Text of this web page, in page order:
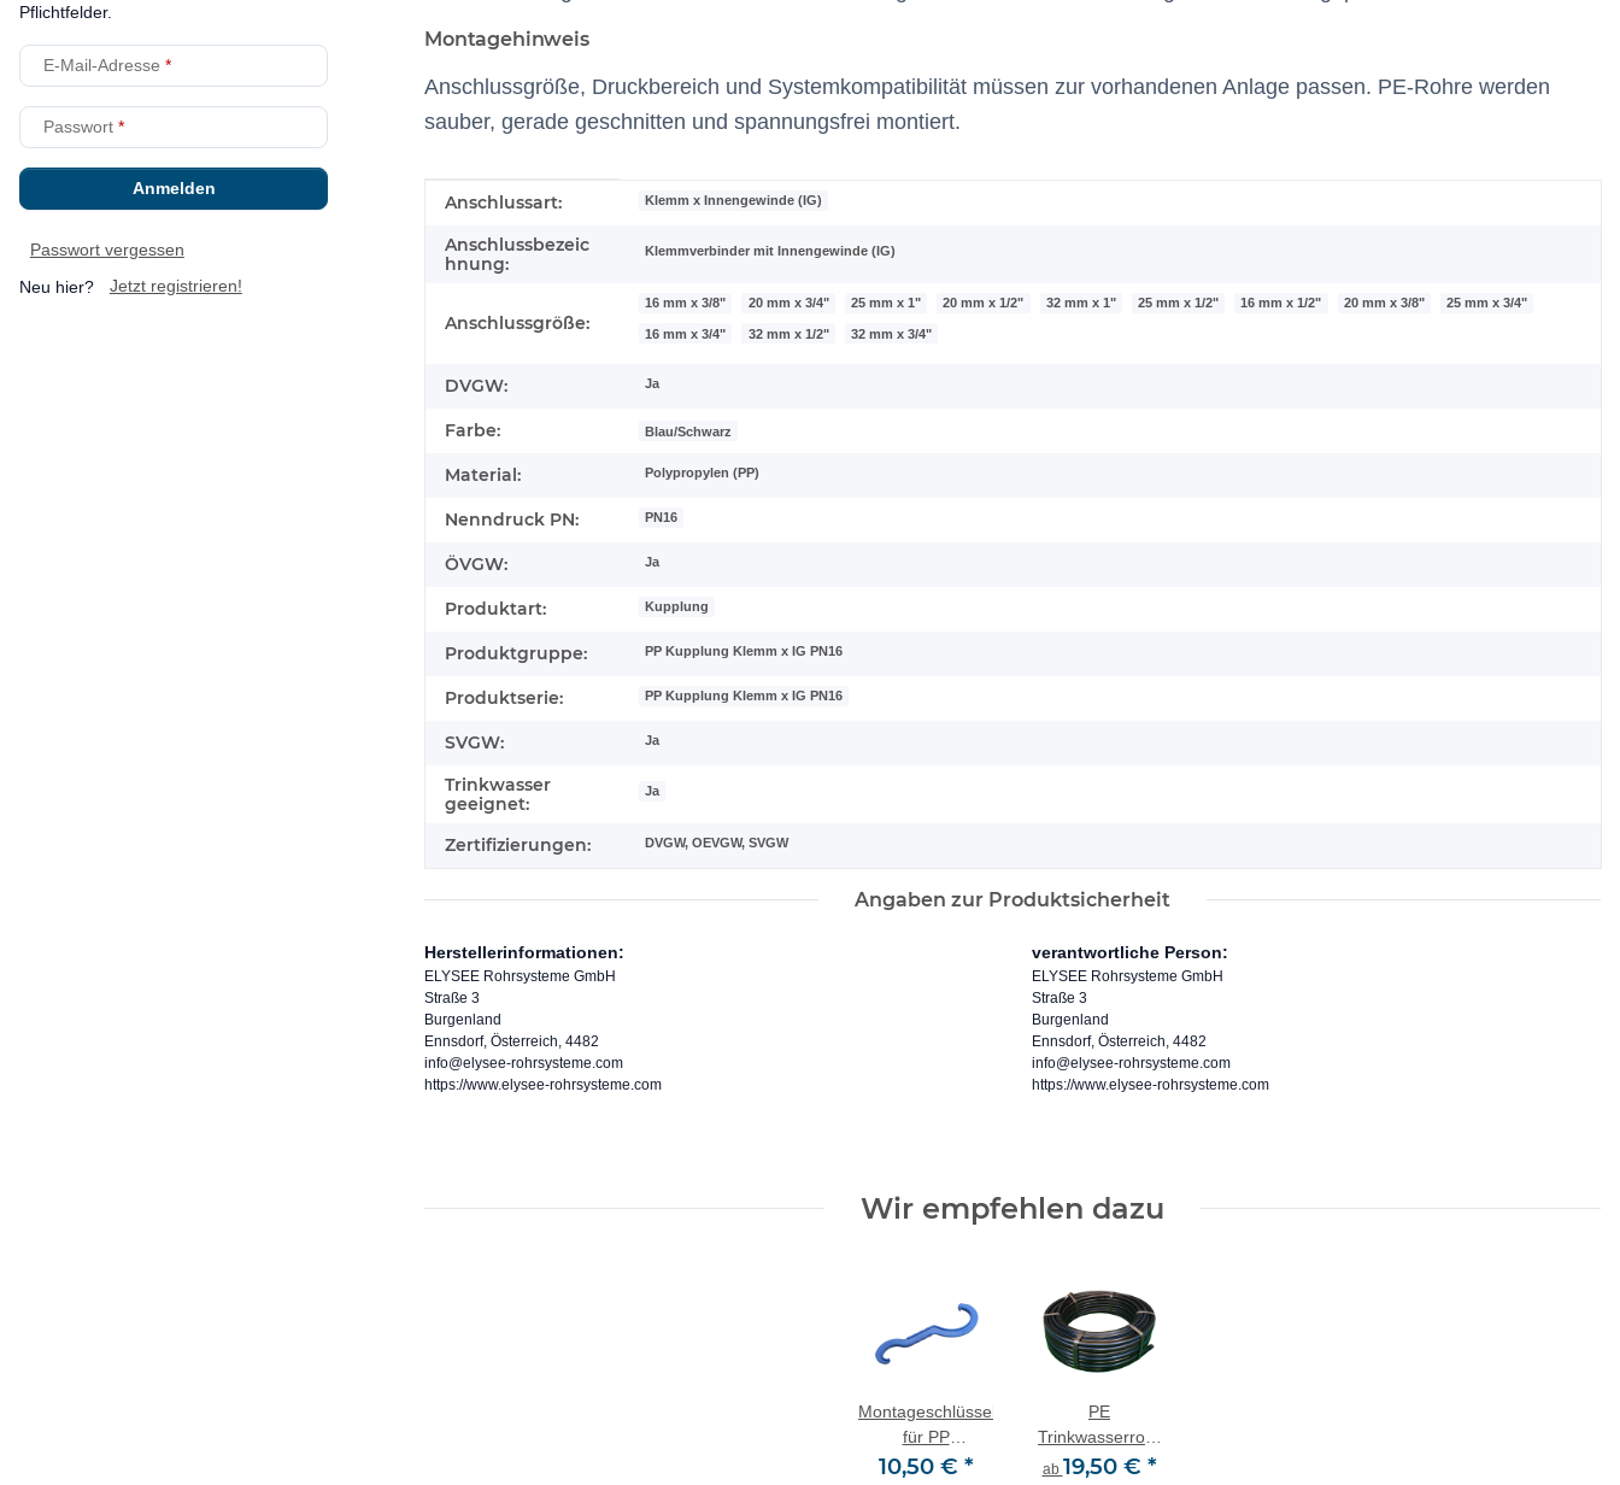
Montagehinweis
Anschlussgröße, Druckbereich und Systemkompatibilität müssen zur vorhandenen Anlage passen. PE-Rohre werden
sauber, gerade geschnitten und spannungsfrei montiert.
Produkteigenschaft
Wert
Anschlussart: Klemm x Innengewinde (IG)
Anschlussbezeic
hnung:
Klemmverbinder mit Innengewinde (IG)
Anschlussgröße:
16 mm x 3/8" 20 mm x 3/4" 25 mm x 1" 20 mm x 1/2" 32 mm x 1" 25 mm x 1/2" 16 mm x 1/2" 20 mm x 3/8" 25 mm x 3/4"
16 mm x 3/4" 32 mm x 1/2" 32 mm x 3/4"
DVGW: Ja
Farbe: Blau/Schwarz
Material: Polypropylen (PP)
Nenndruck PN: PN16
ÖVGW: Ja
Produktart: Kupplung
Produktgruppe: PP Kupplung Klemm x IG PN16
Produktserie: PP Kupplung Klemm x IG PN16
SVGW: Ja
Trinkwasser
geeignet:
Ja
Zertifizierungen: DVGW, OEVGW, SVGW
Angaben zur Produktsicherheit
Herstellerinformationen:
ELYSEE Rohrsysteme GmbH
Straße 3
Burgenland
Ennsdorf, Österreich, 4482
info@elysee-rohrsysteme.com
https://www.elysee-rohrsysteme.com
verantwortliche Person:
ELYSEE Rohrsysteme GmbH
Straße 3
Burgenland
Ennsdorf, Österreich, 4482
info@elysee-rohrsysteme.com
https://www.elysee-rohrsysteme.com
Wir empfehlen dazu
Montageschlüssel
für PP
Verschraubungen
10,50 € *
PE
Trinkwasserrohr
PN16 DVGW
ab 19,50 € *
Pflichtfelder.
E-Mail-Adresse
Passwort
Anmelden
Passwort vergessen
Neu hier?
Jetzt registrieren!